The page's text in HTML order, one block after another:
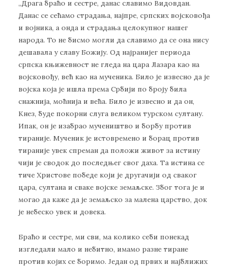
„Драга браћо и сестре, данас славимо Видовдан.
Данас се сећамо страдања, најпре, српских војсковођа
и војника, а онда и страдања целокупног нашег
народа. То не бисмо могли да славимо да се она нису
дешавала у славу Божију. Од најранијег периода
српска књижевност не гледа на цара Лазара као на
војсковођу, већ као на мученика. Било је извесно да је
војска која је ишла према Србији по броју била
снажнија, моћнија и већа. Било је извесно и да он,
Кнез, буде покорни слуга великом турском султану.
Ипак, он је изабрао мучеништво и борбу против
тираније. Мученик је истовремено и борац против
тираније увек спреман да положи живот за истину
чији је сводок до последњег свог даха. Та истина се
тиче Христове победе који је другачији од сваког
цара, султана и сваке војске земаљске. Због тога је и
могао да каже да је земаљско за малена царство, док
је небеско увек и довека.
Браћо и сестре, ми сви, ма колико себи понекад
изгледали мало и небитно, имамо разне тиране
против којих се боримо. Један од првих и најближих